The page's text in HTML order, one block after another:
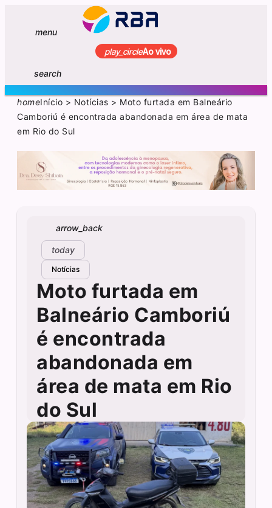
menu
play_circleAo vivo
search
homeInício > Notícias > Moto furtada em Balneário
Camboriú é encontrada abandonada em área de mata
em Rio do Sul
arrow_back
today
Notícias
Moto furtada em
Balneário Camboriú
é encontrada
abandonada em
área de mata em Rio
do Sul